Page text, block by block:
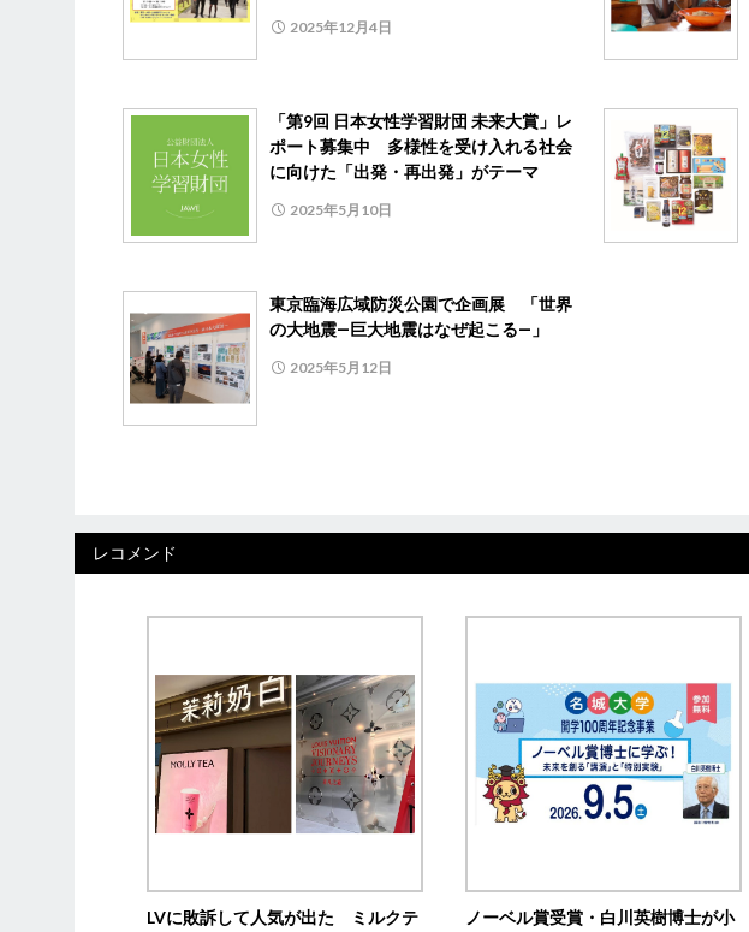
2025年12月4日
「第9回 日本女性学習財団 未来大賞」レ
ポート募集中 多様性を受け入れる社会
に向けた「出発・再出発」がテーマ
2025年5月10日
東京臨海広域防災公園で企画展 「世界
の大地震―巨大地震はなぜ起こる―」
2025年5月12日
レコメンド
LVに敗訴して人気が出た ミルクテ
ノーベル賞受賞・白川英樹博士が小